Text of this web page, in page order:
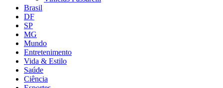
Brasil
DF
SP
MG
Mundo
Entretenimento
Vida & Estilo
Saúde
Ciência